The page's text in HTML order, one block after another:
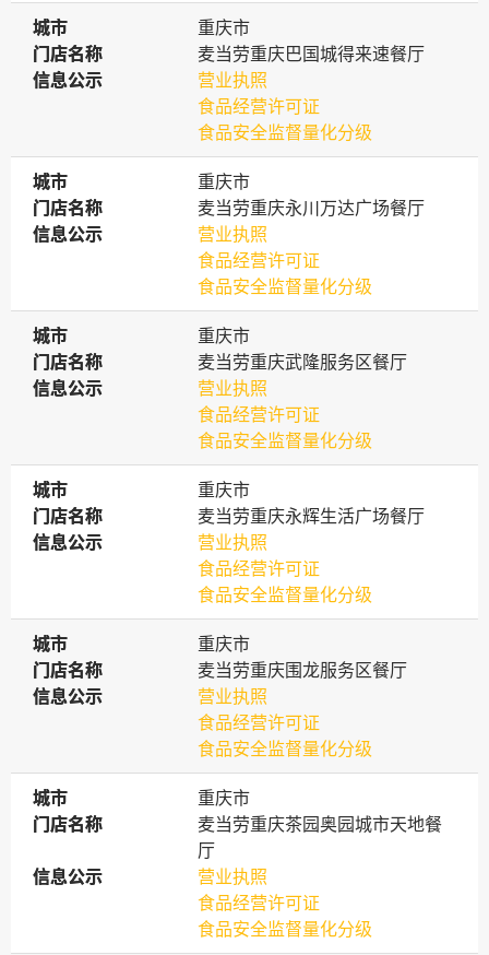
城市
城市
重庆市
门店名称
门店名称
麦当劳重庆巴国城得来速餐厅
信息公示
信息公示
营业执照
食品经营许可证
食品安全监督量化分级
城市
城市
重庆市
门店名称
门店名称
麦当劳重庆永川万达广场餐厅
信息公示
信息公示
营业执照
食品经营许可证
食品安全监督量化分级
城市
城市
重庆市
门店名称
门店名称
麦当劳重庆武隆服务区餐厅
信息公示
信息公示
营业执照
食品经营许可证
食品安全监督量化分级
城市
城市
重庆市
门店名称
门店名称
麦当劳重庆永辉生活广场餐厅
信息公示
信息公示
营业执照
食品经营许可证
食品安全监督量化分级
城市
城市
重庆市
门店名称
门店名称
麦当劳重庆围龙服务区餐厅
信息公示
信息公示
营业执照
食品经营许可证
食品安全监督量化分级
城市
城市
重庆市
门店名称
门店名称
麦当劳重庆茶园奥园城市天地餐
厅
信息公示
信息公示
营业执照
食品经营许可证
食品安全监督量化分级